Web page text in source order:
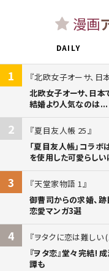
漫画
DAILY
1
北欧女子オーサ、日
北欧女子オーサ、日本
結婚より人気なのは...
2
夏目友人帳 25
「夏目友人帳」コラボ
を使用した可愛らしい
3
天堂家物語 1
御曹司からの求婚、
恋愛マンガ3選
4
ヲタクに恋は難しい
『ヲタ恋』堂々完結!
譚も